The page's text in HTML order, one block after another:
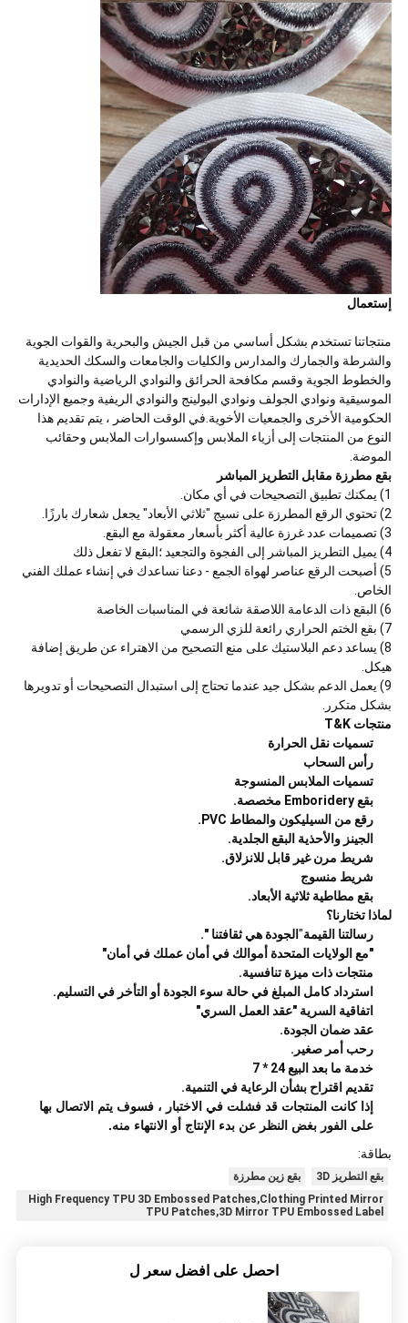
إستعمال
منتجاتنا تستخدم بشكل أساسي من قبل الجيش والبحرية والقوات الجوية
والشرطة والجمارك والمدارس والكليات والجامعات والسكك الحديدية
والخطوط الجوية وقسم مكافحة الحرائق والنوادي الرياضية والنوادي
الموسيقية ونوادي الجولف ونوادي البولينج والنوادي الريفية وجميع الإدارات
الحكومية الأخرى والجمعيات الأخوية.في الوقت الحاضر ، يتم تقديم هذا
النوع من المنتجات إلى أزياء الملابس وإكسسوارات الملابس وحقائب
الموضة.
بقع مطرزة مقابل التطريز المباشر
1) يمكنك تطبيق التصحيحات في أي مكان.
2) تحتوي الرقع المطرزة على نسيج "ثلاثي الأبعاد" يجعل شعارك بارزًا.
3) تصميمات عدد غرزة عالية أكثر بأسعار معقولة مع البقع.
4) يميل التطريز المباشر إلى الفجوة والتجعيد ؛البقع لا تفعل ذلك
5) أصبحت الرقع عناصر لهواة الجمع - دعنا نساعدك في إنشاء عملك الفني
الخاص.
6) البقع ذات الدعامة اللاصقة شائعة في المناسبات الخاصة
7) بقع الختم الحراري رائعة للزي الرسمي
8) يساعد دعم البلاستيك على منع التصحيح من الاهتراء عن طريق إضافة
هيكل.
9) يعمل الدعم بشكل جيد عندما تحتاج إلى استبدال التصحيحات أو تدويرها
بشكل متكرر.
منتجات T&K
تسميات نقل الحرارة
رأس السحاب
تسميات الملابس المنسوجة
بقع Emboridery مخصصة.
رقع من السيليكون والمطاط PVC.
الجينز والأحذية البقع الجلدية.
شريط مرن غير قابل للانزلاق.
شريط منسوج
بقع مطاطية ثلاثية الأبعاد.
لماذا تختارنا؟
رسالتنا القيمة"الجودة هي ثقافتنا ".
"مع الولايات المتحدة أموالك في أمان عملك في أمان"
منتجات ذات ميزة تنافسية.
استرداد كامل المبلغ في حالة سوء الجودة أو التأخر في التسليم.
اتفاقية السرية "عقد العمل السري"
عقد ضمان الجودة.
رحب أمر صغير.
خدمة ما بعد البيع 24 * 7
تقديم اقتراح بشأن الرعاية في التنمية.
إذا كانت المنتجات قد فشلت في الاختبار ، فسوف يتم الاتصال بها
على الفور بغض النظر عن بدء الإنتاج أو الانتهاء منه.
بطاقة:
بقع التطريز 3D
بقع زين مطرزة
High Frequency TPU 3D Embossed Patches,Clothing Printed Mirror
TPU Patches,3D Mirror TPU Embossed Label
احصل على افضل سعر ل